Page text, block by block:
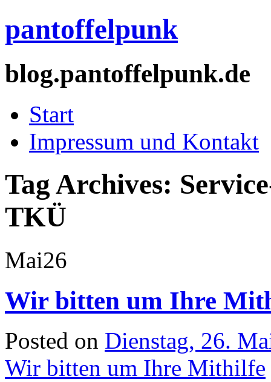
pantoffelpunk
blog.pantoffelpunk.de
Start
Impressum und Kontakt
Tag Archives:
TKÜ
Mai26
Wir bitten um Ihre
Posted on Dienstag, 26.
Wir bitten um Ihre Mithilfe